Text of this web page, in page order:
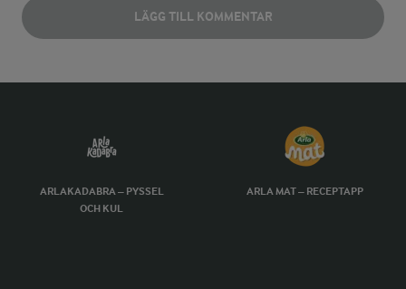
LÄGG TILL KOMMENTAR
ARLAKADABRA – PYSSEL
OCH KUL
ARLA MAT – RECEPTAPP